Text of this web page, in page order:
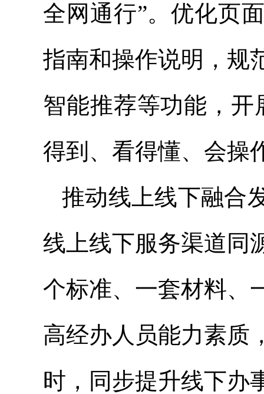
全网通行”。优化页
指南和操作说明，规
智能推荐等功能，开
得到、看得懂、会操
推动线上线下融合
线上线下服务渠道同
个标准、一套材料、
高经办人员能力素质
时，同步提升线下办